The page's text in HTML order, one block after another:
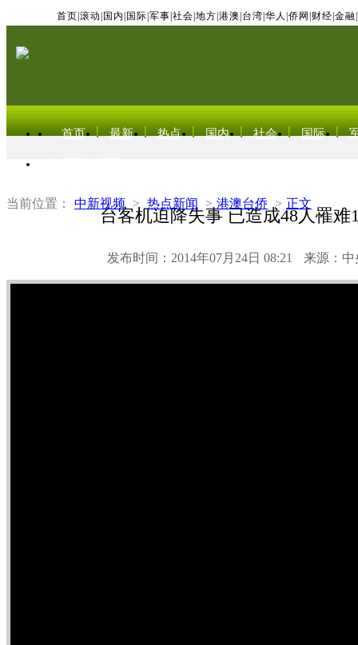
首页 滚动 国内 国际 军事 社会 地方 港澳 台湾 华人 侨网 财经 金融
首页 最新 热点 国内 社会 国际
当前位置： 中新视频 > 热点新闻 > 港澳台侨 > 正文
台客机迫降失事 已造成48人罹难
发布时间：2014年07月24日 08:21 来源：中